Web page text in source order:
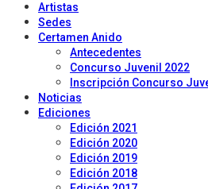
Artistas
Sedes
Certamen Anido
Antecedentes
Concurso Juvenil 2022
Inscripción Concurso
Noticias
Ediciones
Edición 2021
Edición 2020
Edición 2019
Edición 2018